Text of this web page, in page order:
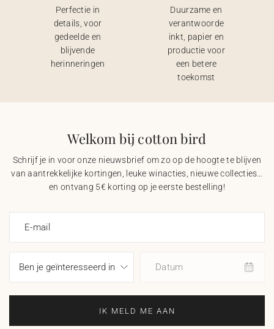
Perfectie in
details, voor
gedeelde en
blijvende
herinneringen
Duurzame en
verantwoorde
inkt, papier en
productie voor
een betere
toekomst
Welkom bij cotton bird
Schrijf je in voor onze nieuwsbrief om zo op de hoogte te blijven
van aantrekkelijke kortingen, leuke winacties, nieuwe collecties…
en ontvang 5€ korting op je eerste bestelling!
E-mail
Datum
IK MELD ME AAN